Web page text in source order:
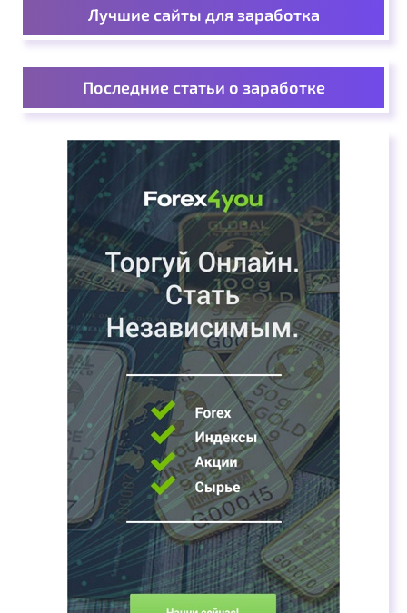
Лучшие сайты для заработка
Последние статьи о заработке